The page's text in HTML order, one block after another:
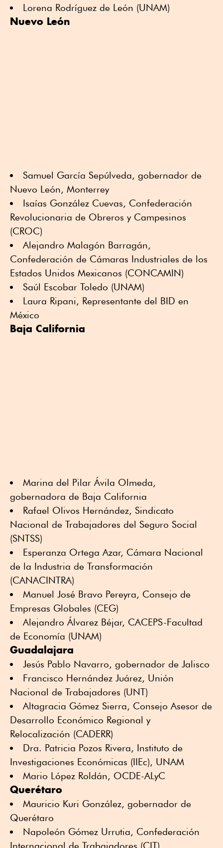
Lorena Rodríguez de León (UNAM)
Nuevo León
Samuel García Sepúlveda, gobernador de
Nuevo León, Monterrey
Isaías González Cuevas, Confederación
Revolucionaria de Obreros y Campesinos
(CROC)
Alejandro Malagón Barragán,
Confederación de Cámaras Industriales de los
Estados Unidos Mexicanos (CONCAMIN)
Saúl Escobar Toledo (UNAM)
Laura Ripani, Representante del BID en
México
Baja California
Marina del Pilar Ávila Olmeda,
gobernadora de Baja California
Rafael Olivos Hernández, Sindicato
Nacional de Trabajadores del Seguro Social
(SNTSS)
Esperanza Ortega Azar, Cámara Nacional
de la Industria de Transformación
(CANACINTRA)
Manuel José Bravo Pereyra, Consejo de
Empresas Globales (CEG)
Alejandro Álvarez Béjar, CACEPS-Facultad
de Economía (UNAM)
Guadalajara
Jesús Pablo Navarro, gobernador de Jalisco
Francisco Hernández Juárez, Unión
Nacional de Trabajadores (UNT)
Altagracia Gómez Sierra, Consejo Asesor de
Desarrollo Económico Regional y
Relocalización (CADERR)
Dra. Patricia Pozos Rivera, Instituto de
Investigaciones Económicas (IIEc), UNAM
Mario López Roldán, OCDE-ALyC
Querétaro
Mauricio Kuri González, gobernador de
Querétaro
Napoleón Gómez Urrutia, Confederación
Internacional de Trabajadores (CIT)